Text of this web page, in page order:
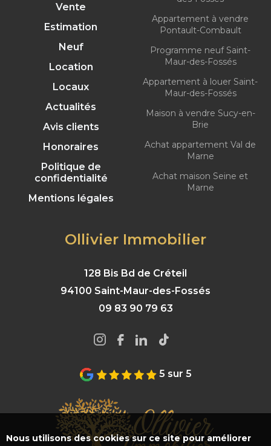
Vente
Estimation
Neuf
Location
Locaux
Actualités
Avis clients
Honoraires
Politique de
confidentialité
Mentions légales
Appartement à vendre
Pontault-Combault
Programme neuf Saint-
Maur-des-Fossés
Appartement à louer Saint-
Maur-des-Fossés
Maison à vendre Sucy-en-
Brie
Achat appartement Val de
Marne
Achat maison Seine et
Marne
Ollivier Immobilier
128 Bis Bd de Créteil
94100 Saint-Maur-des-Fossés
09 83 90 79 63
5 sur 5
Nous utilisons des cookies sur ce site pour améliorer